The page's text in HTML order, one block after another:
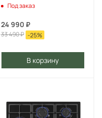
Под заказ
24 990₽
33 490₽ -25%
В корзину